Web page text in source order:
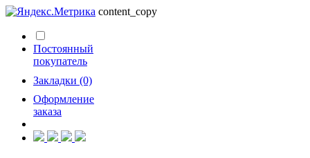
content_copy
Постоянный
покупатель
Закладки (0)
Оформление
заказа